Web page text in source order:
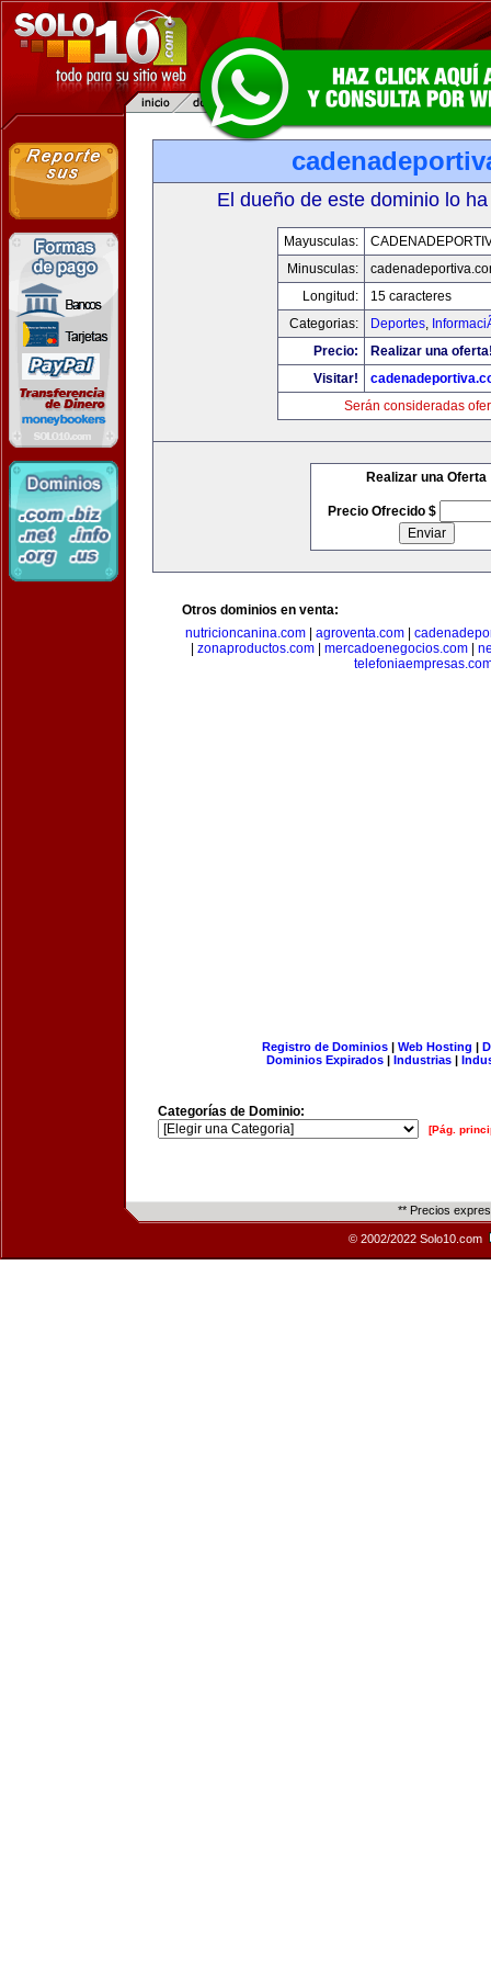
El dueño de este dominio lo
Mayusculas:
Minusculas:
Longitud:
15 caracteres
Categorias:
Deportes,
Precio:
Realizar una
Visitar!
Serán consideradas
Realizar una Oferta
Precio Ofrecido $
Otros dominios en venta:
nutricioncanina.com| agroventa.com|
zonaproductos.com mercadoenegocios.com
Registro de Dominios| Web Hosting |
Dominios Expirados | Industrias |
Categorías de Dominio:
[Pág.
** Precios
© 2002/2022 Solo10.com